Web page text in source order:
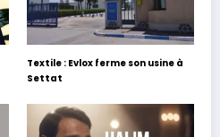
Textile : Evlox ferme son usine à
Settat